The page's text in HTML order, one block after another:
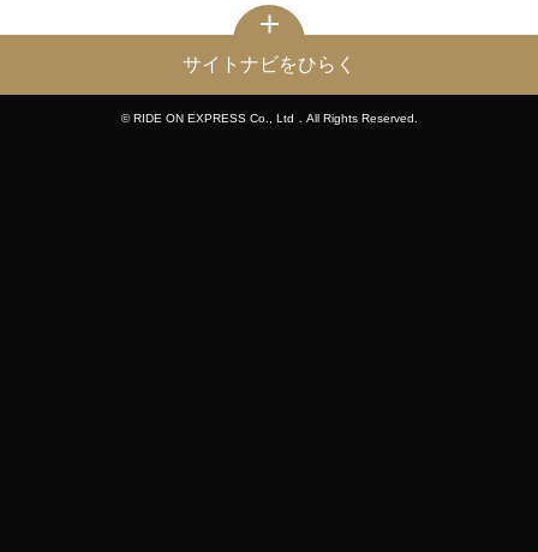
サイトナビをひらく
© RIDE ON EXPRESS Co., Ltd．All Rights Reserved.